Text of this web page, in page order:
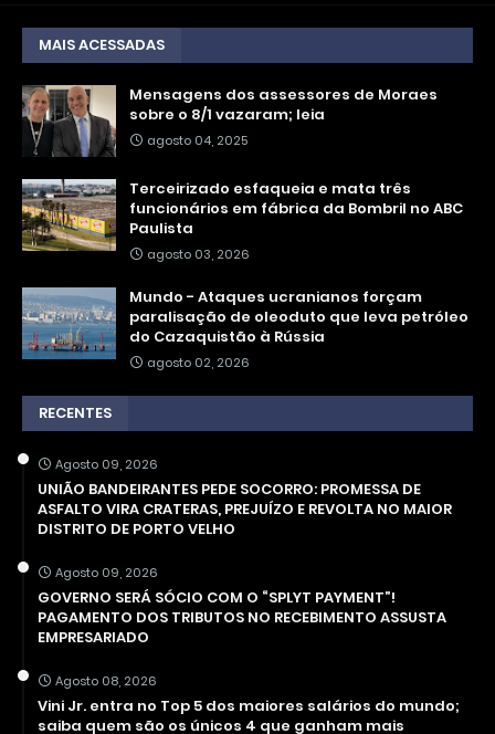
MAIS ACESSADAS
Mensagens dos assessores de Moraes
sobre o 8/1 vazaram; leia
agosto 04, 2025
Terceirizado esfaqueia e mata três
funcionários em fábrica da Bombril no ABC
Paulista
agosto 03, 2026
Mundo - Ataques ucranianos forçam
paralisação de oleoduto que leva petróleo
do Cazaquistão à Rússia
agosto 02, 2026
RECENTES
Agosto 09, 2026
UNIÃO BANDEIRANTES PEDE SOCORRO: PROMESSA DE
ASFALTO VIRA CRATERAS, PREJUÍZO E REVOLTA NO MAIOR
DISTRITO DE PORTO VELHO
Agosto 09, 2026
GOVERNO SERÁ SÓCIO COM O “SPLYT PAYMENT”!
PAGAMENTO DOS TRIBUTOS NO RECEBIMENTO ASSUSTA
EMPRESARIADO
Agosto 08, 2026
Vini Jr. entra no Top 5 dos maiores salários do mundo;
saiba quem são os únicos 4 que ganham mais